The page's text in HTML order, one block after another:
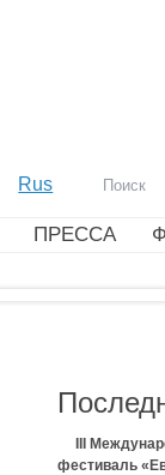
Rus
ПРЕССА
III
фестиваль